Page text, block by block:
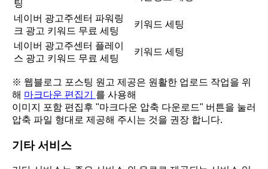
팅
네이버 광고주센터 파워링
크 광고 키워드 무료 세팅
키워드 세팅
네이버 광고주센터 플레이
스 광고 키워드 무료 세팅
키워드 세팅
※ 웹블로그 포스팅 원고 제공은 원활한 업로드 작업을 위
해 마크다운 편집기 를 사용해
이미지 포함 편집후 "마크다운 압축 다운로드" 버튼을 눌러
압축 파일 형대로 제공해 주시는 것을 권장 합니다.
기타 서비스